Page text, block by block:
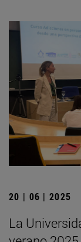
20 | 06 | 2025
La